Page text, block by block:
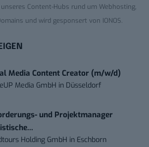
Content-Hubs rund um Webhosting,
und wird gesponsert von IONOS.
Media Content Creator (m/w/d)
Media GmbH in Düsseldorf
und Projektmanager
Holding GmbH in Eschborn